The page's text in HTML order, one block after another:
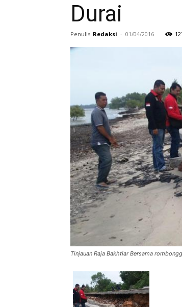
Durai
Penulis Redaksi - 01/04/2016
Tinjauan Raja Bakhtiar Bersama